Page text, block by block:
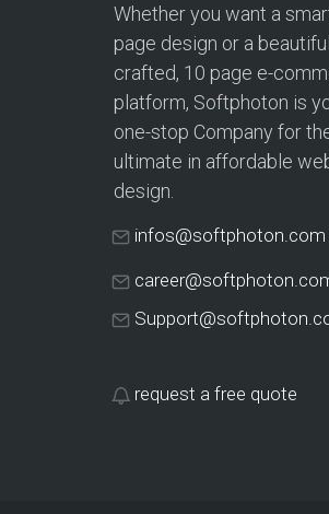
Whether you want a
page design or a
crafted, 10 page e-
platform, Softphoton is
one-stop Company for
ultimate in affordable
design.
infos@softphoton.com
request a free quote